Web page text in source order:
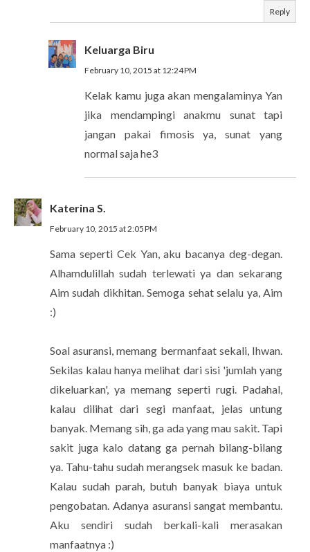
Reply
Keluarga Biru
February 10, 2015 at 12:24 PM
Kelak kamu juga akan mengalaminya Yan
jika mendampingi anakmu sunat tapi
jangan pakai fimosis ya, sunat yang
normal saja he3
Katerina S.
February 10, 2015 at 2:05 PM
Sama seperti Cek Yan, aku bacanya deg-degan.
Alhamdulillah sudah terlewati ya dan sekarang
Aim sudah dikhitan. Semoga sehat selalu ya, Aim
:)
Soal asuransi, memang bermanfaat sekali, Ihwan.
Sekilas kalau hanya melihat dari sisi 'jumlah yang
dikeluarkan', ya memang seperti rugi. Padahal,
kalau dilihat dari segi manfaat, jelas untung
banyak. Memang sih, ga ada yang mau sakit. Tapi
sakit juga kalo datang ga pernah bilang-bilang
ya. Tahu-tahu sudah merangsek masuk ke badan.
Kalau sudah parah, butuh banyak biaya untuk
pengobatan. Adanya asuransi sangat membantu.
Aku sendiri sudah berkali-kali merasakan
manfaatnya :)